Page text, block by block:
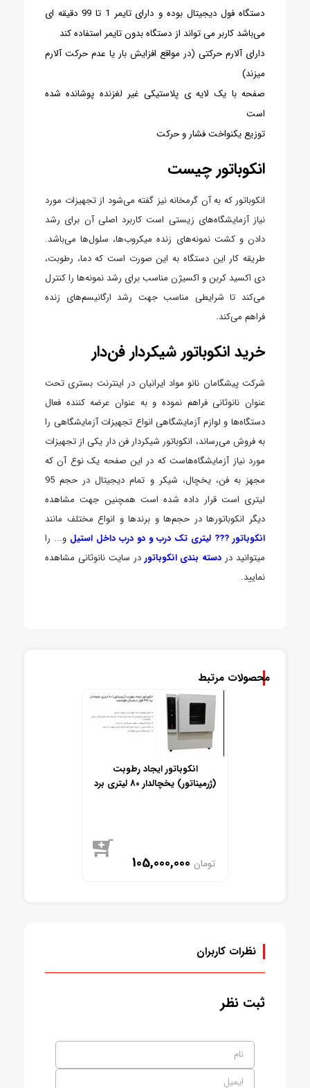
دستگاه فول دیجیتال بوده و دارای تایمر 1 تا 99 دقیقه ای
می‌باشد کاربر می تواند از دستگاه بدون تایمر استفاده کند
دارای آلارم حرکتی (در مواقع افزایش بار یا عدم حرکت آلارم
میزند)
صفحه با یک لایه ی پلاستیکی غیر لغزنده پوشانده شده
است
توزیع یکنواخت فشار و حرکت
انکوباتور چیست
انکوباتور که به آن گرمخانه نیز گفته می‌شود از تجهیزات مورد
نیاز آزمایشگاه‌های زیستی است کاربرد اصلی آن برای رشد
دادن و کشت نمونه‌های زنده میکروب‌ها، سلول‌ها می‌باشد.
طریقه کار این دستگاه به این صورت است که دما، رطوبت،
دی اکسید کربن و اکسیژن مناسب برای رشد نمونه‌ها را کنترل
می‌کند تا شرایطی مناسب جهت رشد ارگانیسم‌های زنده
فراهم می‌کند.
خرید انکوباتور شیکردار فن‌دار
شرکت پیشگامان نانو مواد ایرانیان در اینترنت بستری تحت
عنوان نانوثانی فراهم نموده و به عنوان عرضه کننده فعال
دستگاه‌ها و لوازم آزمایشگاهی انواع تجهیزات آزمایشگاهی را
به فروش می‌رساند، انکوباتور شیکردار فن دار یکی از تجهیزات
مورد نیاز آزمایشگاه‌هاست که در این صفحه یک نوع آن که
مجهز به فن، یخچال، شیکر و تمام دیجیتال در حجم 95
لیتری است قرار داده شده است همچنین جهت مشاهده
دیگر انکوباتورها در حجم‌ها و برندها و انواع مختلف مانند
انکوباتور ??? لیتری تک درب و دو درب داخل استیل و... را
میتوانید در دسته بندی انکوباتوردر سایت نانوثانی مشاهده
نمایید.
محصولات مرتبط
انکوباتور ایجاد رطوبت
(ژرمیناتور) یخچالدار 80 لیتری برد
105,000,000 تومان
نظرات کاربران
ثبت نظر